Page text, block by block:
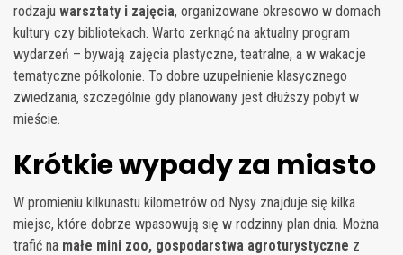
rodzaju warsztaty i zajęcia, organizowane okresowo w domach
kultury czy bibliotekach. Warto zerknąć na aktualny program
wydarzeń – bywają zajęcia plastyczne, teatralne, a w wakacje
tematyczne półkolonie. To dobre uzupełnienie klasycznego
zwiedzania, szczególnie gdy planowany jest dłuższy pobyt w
mieście.
Krótkie wypady za miasto
W promieniu kilkunastu kilometrów od Nysy znajduje się kilka
miejsc, które dobrze wpasowują się w rodzinny plan dnia. Można
trafić na małe mini zoo, gospodarstwa agroturystyczne z